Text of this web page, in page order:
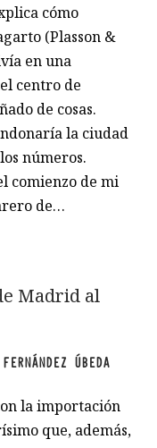
cómo
(Plasson &
en una
centro de
de cosas.
la ciudad
números.
comienzo de mi
de…
Madrid al
ÚBEDA
la importación
que, además,